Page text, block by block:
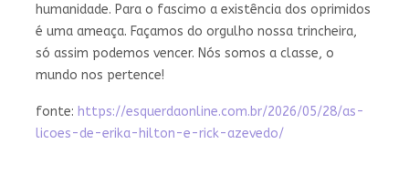
humanidade. Para o fascimo a existência dos oprimidos
é uma ameaça. Façamos do orgulho nossa trincheira,
só assim podemos vencer. Nós somos a classe, o
mundo nos pertence!
fonte: https://esquerdaonline.com.br/2026/05/28/as-
licoes-de-erika-hilton-e-rick-azevedo/